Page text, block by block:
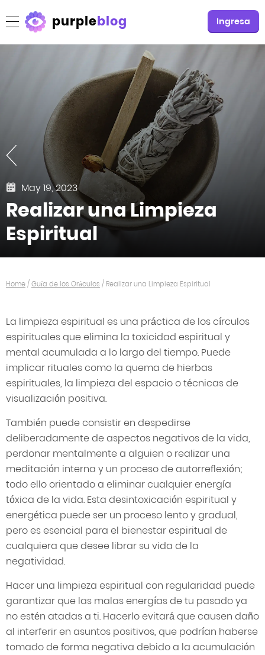
purpleblog Ingresa
May 19, 2023
Realizar una Limpieza
Espiritual
Home/Guía de los Oráculos / Realizar una Limpieza Espiritual
La limpieza espiritual es una práctica de los círculos
espirituales que elimina la toxicidad espiritual y
mental acumulada a lo largo del tiempo. Puede
implicar rituales como la quema de hierbas
espirituales, la limpieza del espacio o técnicas de
visualización positiva.
También puede consistir en despedirse
deliberadamente de aspectos negativos de la vida,
perdonar mentalmente a alguien o realizar una
meditación interna y un proceso de autorreflexión;
todo ello orientado a eliminar cualquier energía
tóxica de la vida. Esta desintoxicación espiritual y
energética puede ser un proceso lento y gradual,
pero es esencial para el bienestar espiritual de
cualquiera que desee librar su vida de la
negatividad.
Hacer una limpieza espiritual con regularidad puede
garantizar que las malas energías de tu pasado ya
no estén atadas a ti. Hacerlo evitará que causen daño
al interferir en asuntos positivos, que podrían haberse
tomado de forma negativa debido a la acumulación